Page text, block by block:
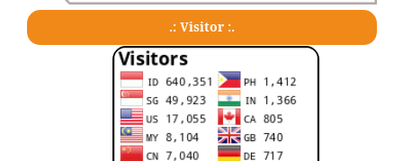
.: Visitor :.